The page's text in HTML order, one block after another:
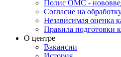
Полис ОМС -
Согласие на
Независимая оценка
Правила подготовки
О центре
Вакансии